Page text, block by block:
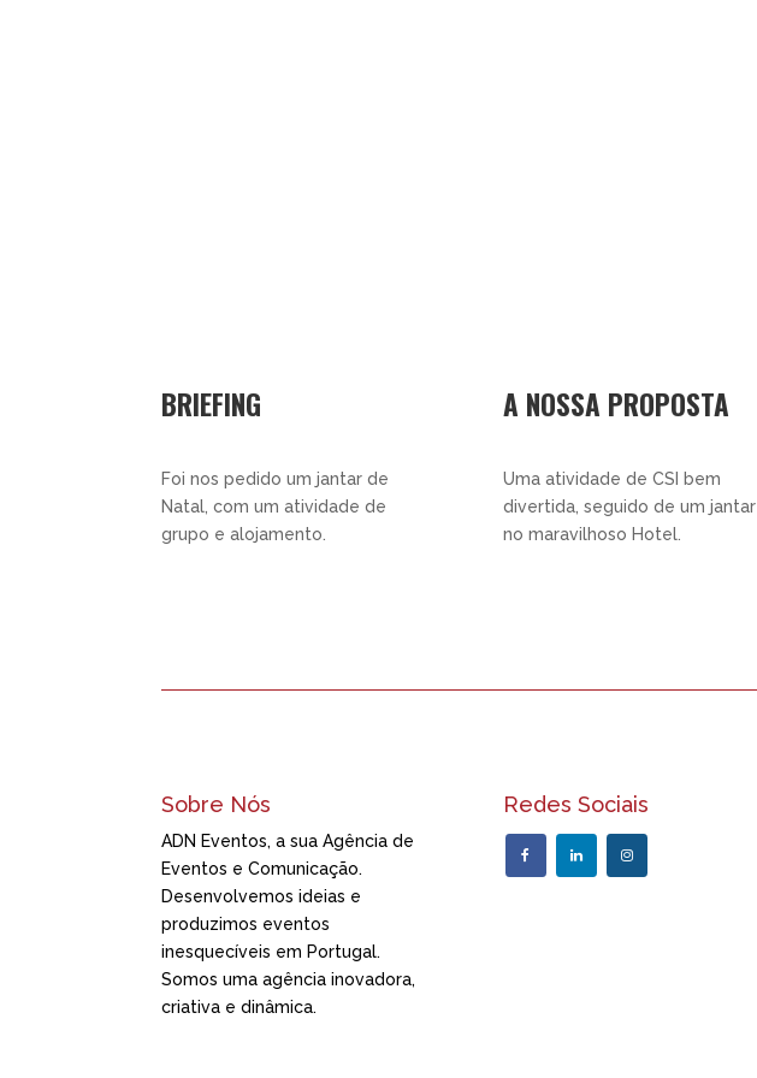
BRIEFING
Foi nos pedido um jantar de
Natal, com um atividade de
grupo e alojamento.
A NOSSA PROPOSTA
Uma atividade de CSI bem
divertida, seguido de um jantar
no maravilhoso Hotel.
Sobre Nós
ADN Eventos, a sua Agência de
Eventos e Comunicação.
Desenvolvemos ideias e
produzimos eventos
inesquecíveis em Portugal.
Somos uma agência inovadora,
criativa e dinâmica.
Redes Sociais